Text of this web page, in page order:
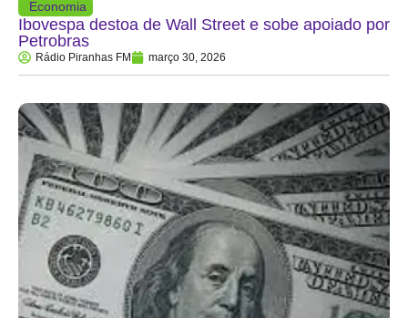
Economia
Ibovespa destoa de Wall Street e sobe apoiado por
Petrobras
Rádio Piranhas FM março 30, 2026